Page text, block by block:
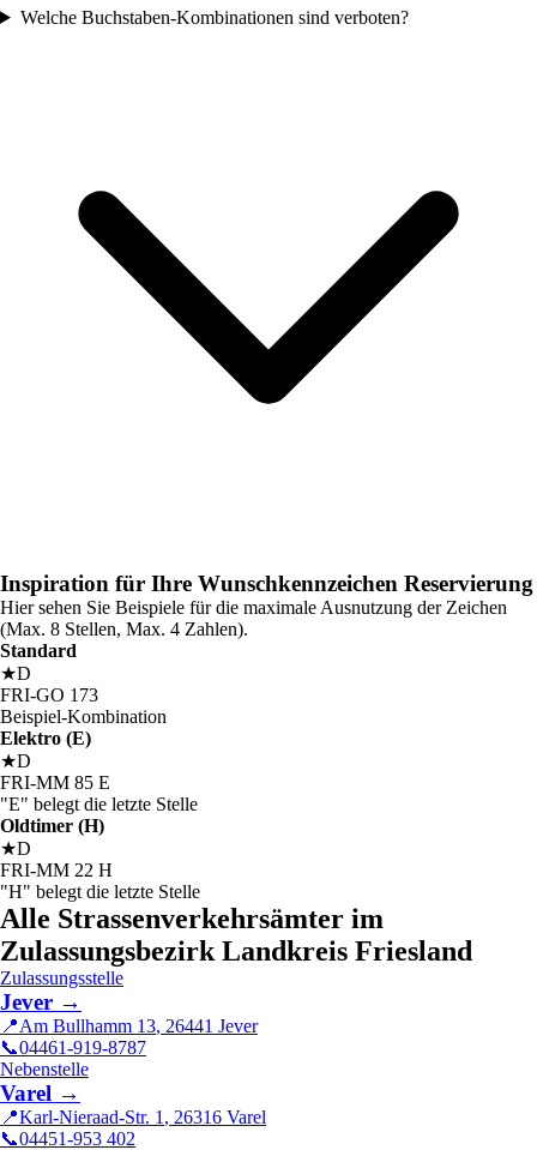
Welche Buchstaben-Kombinationen sind verboten?
Inspiration für Ihre Wunschkennzeichen Reservierung
Hier sehen Sie Beispiele für die maximale Ausnutzung der Zeichen
(Max. 8 Stellen, Max. 4 Zahlen).
Standard
★D
FRI-GO 173
Beispiel-Kombination
Elektro (E)
★D
FRI-MM 85 E
"E" belegt die letzte Stelle
Oldtimer (H)
★D
FRI-MM 22 H
"H" belegt die letzte Stelle
Alle Strassenverkehrsämter im
Zulassungsbezirk Landkreis Friesland
Zulassungsstelle
Jever →
📍Am Bullhamm 13, 26441 Jever
📞04461-919-8787
Nebenstelle
Varel →
📍Karl-Nieraad-Str. 1 , 26316 Varel
📞04451-953 402